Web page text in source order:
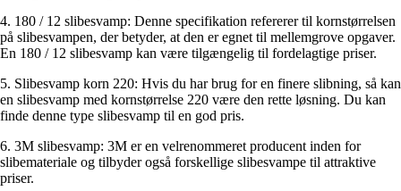
4. 180 / 12 slibesvamp: Denne specifikation refererer til kornstørrelsen
på slibesvampen, der betyder, at den er egnet til mellemgrove opgaver.
En 180 / 12 slibesvamp kan være tilgængelig til fordelagtige priser.
5. Slibesvamp korn 220: Hvis du har brug for en finere slibning, så kan
en slibesvamp med kornstørrelse 220 være den rette løsning. Du kan
finde denne type slibesvamp til en god pris.
6. 3M slibesvamp: 3M er en velrenommeret producent inden for
slibemateriale og tilbyder også forskellige slibesvampe til attraktive
priser.